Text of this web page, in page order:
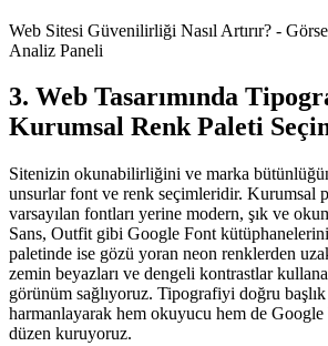
Web Sitesi Güvenilirliği Nasıl Artırır? -
Analiz Paneli
3. Web Tasarımında
Kurumsal Renk Paleti
Sitenizin okunabilirliğini ve marka
unsurlar font ve renk seçimleridir. Kurumsal
varsayılan fontları yerine modern, şık ve
Sans, Outfit gibi Google Font
paletinde ise gözü yoran neon renklerden
zemin beyazları ve dengeli kontrastlar
görünüm sağlıyoruz. Tipografiyi doğru
harmanlayarak hem okuyucu hem de
düzen kuruyoruz.